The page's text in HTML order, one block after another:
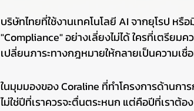
บริษัทไทยที่ใช้งานเทคโนโลยี AI จากยุโรป ห
"Compliance" อย่างเลี่ยงไม่ได้ ใครที่เตรียม
เปลี่ยนภาระทางกฎหมายให้กลายเป็นความเ
ในมุมมองของ Coraline ที่ทำโครงการด้านก
ไม่ใช่ปีที่เราควรจะตื่นตระหนก แต่คือปีที่เราต้อ